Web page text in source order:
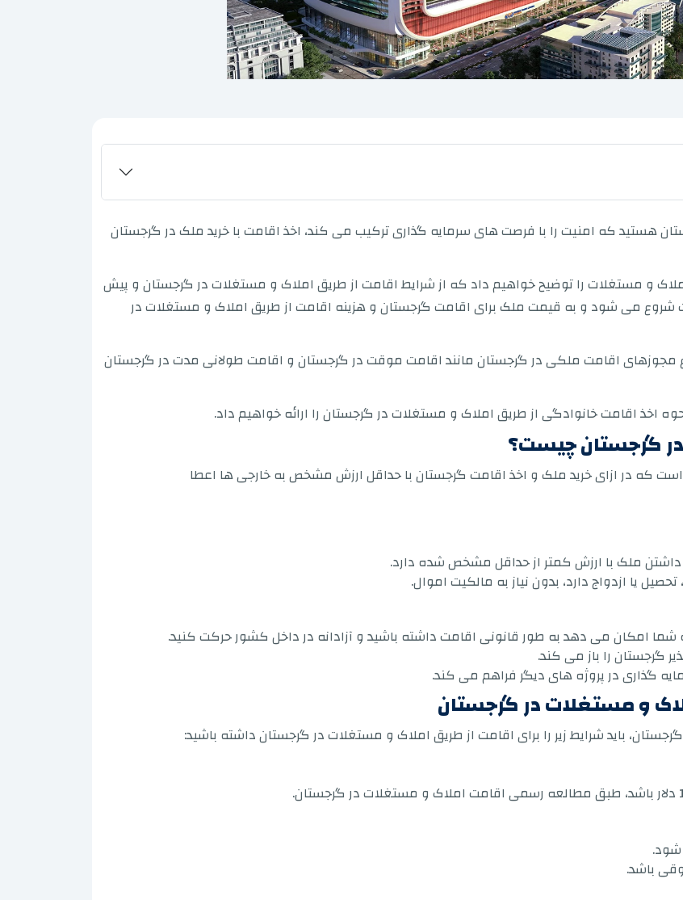
هستید که امنیت را با فرصت های سرمایه گذاری ترکیب می کند، اخذ اقامت با خرید ملک در گرجستان
و مستغلات را توضیح خواهیم داد که از شرایط اقامت از طریق املاک و مستغلات در گرجستان و پیش
شروع می شود و به قیمت ملک برای اقامت گرجستان و هزینه اقامت از طریق املاک و مستغلات در
مجوزهای اقامت ملکی در گرجستان مانند اقامت موقت در گرجستان و اقامت طولانی مدت در گرجستان
اخذ اقامت خانوادگی از طریق املاک و مستغلات در گرجستان را ارائه خواهیم داد.
گرجستان چیست؟
که در ازای خرید ملک و اخذ اقامت گرجستان با حداقل ارزش مشخص به خارجی ها اعطا
ملک با ارزش کمتر از حداقل مشخص شده دارد.
یا ازدواج دارد، بدون نیاز به مالکیت اموال.
امکان می دهد به طور قانونی اقامت داشته باشید و آزادانه در داخل کشور حرکت کنید.
گرجستان را باز می کند.
گذاری در پروژه های دیگر فراهم می کند.
و مستغلات در گرجستان
باید شرایط زیر را برای اقامت از طریق املاک و مستغلات در گرجستان داشته باشید:
شود.
باشد.